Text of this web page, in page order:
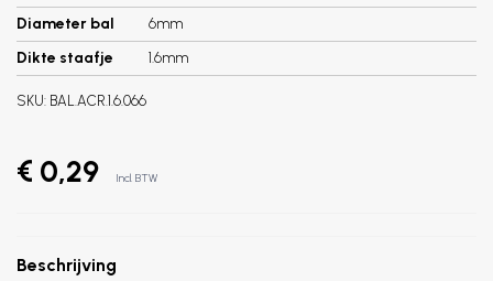
Diameter bal
6mm
Dikte staafje
1.6mm
SKU: BAL.ACR.1.6.066
€ 0,29 Incl. BTW
Beschrijving